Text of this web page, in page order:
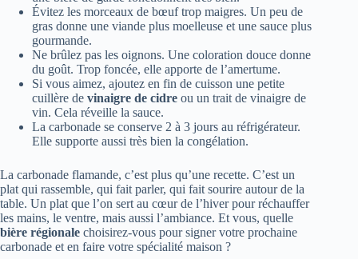
Évitez les morceaux de bœuf trop maigres. Un peu de
gras donne une viande plus moelleuse et une sauce plus
gourmande.
Ne brûlez pas les oignons. Une coloration douce donne
du goût. Trop foncée, elle apporte de l’amertume.
Si vous aimez, ajoutez en fin de cuisson une petite
cuillère de vinaigre de cidre ou un trait de vinaigre de
vin. Cela réveille la sauce.
La carbonade se conserve 2 à 3 jours au réfrigérateur.
Elle supporte aussi très bien la congélation.
La carbonade flamande, c’est plus qu’une recette. C’est un
plat qui rassemble, qui fait parler, qui fait sourire autour de la
table. Un plat que l’on sert au cœur de l’hiver pour réchauffer
les mains, le ventre, mais aussi l’ambiance. Et vous, quelle
bière régionale choisirez-vous pour signer votre prochaine
carbonade et en faire votre spécialité maison ?